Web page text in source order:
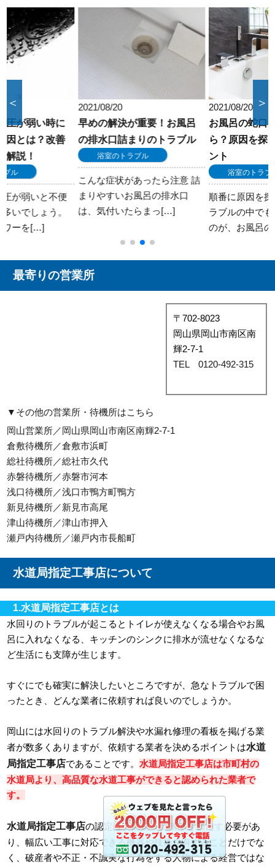
2021/08/20
早めの解決が重要！お風呂
の排水口詰まりのトラブル
浴室のトラブル
こんな症状があったら注意 詰
まりやすいお風呂の排水口
は、気付いたらまっ[…]
お風呂の蛇口が詰まった
ら？原因を探るためのポイ
ント
浴室のトラブル
順番に原因を探る 水回りのト
ラブルの中でも多く見られる
のが、お風呂のお[…]
＜ ＞
最寄りの営業所
〒702-8023
岡山県岡山市南区南
輝2-7-1
TEL 0120-492-315
▼その他の営業所・待機所はこちら
岡山営業所／岡山県岡山市南区南輝2-7-1
倉敷待機所／倉敷市浜町
総社待機所／総社市久代
赤磐待機所／赤磐市河本
浅口待機所／浅口市鴨方町鴨方
新見待機所／新見市高尾
津山待機所／津山市押入
瀬戸内待機所／瀬戸内市長船町
水道局指定工事店について
1.水道局指定工事店とは
水回りのトラブルが起こるとトイレが使えなくなる場合やお風
呂に入れなくなる、キッチンのシンクに排水が流せなくなるな
ど生活にも支障が生じます。
すぐにでも確実に解決したいところですが、急なトラブルで困
ったとき、どんな業者に依頼すれば良いのでしょうか。
岡山には水回りのトラブル解決や水漏れ修理の看板を掲げる業
者が数多くありますが、依頼する業者を決めるポイントは水道
局指定工事店であることです。水道局指定工事店は市町村の
水道局より、高品質な水道工事ができると認められた業者で
す。
水道局指定工事店の認定は全国統一の基準を満たす必要があ
り、幅広い工事に対応できる機器や技術を有することだけでな
く、破産者や不正・不誠実な行為をする人物による経営ではな